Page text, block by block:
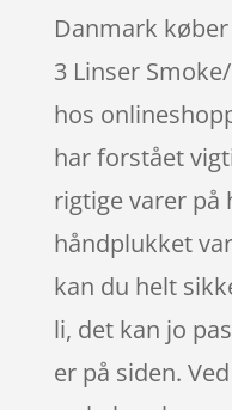
Danmark
3 Linser
hos
har forstået
rigtige varer på
håndplukket
kan du helt
li, det kan jo
er på siden.